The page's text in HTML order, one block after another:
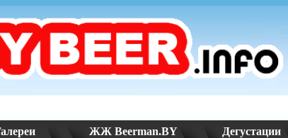
ЖЖ Beerman.BY Дегустации